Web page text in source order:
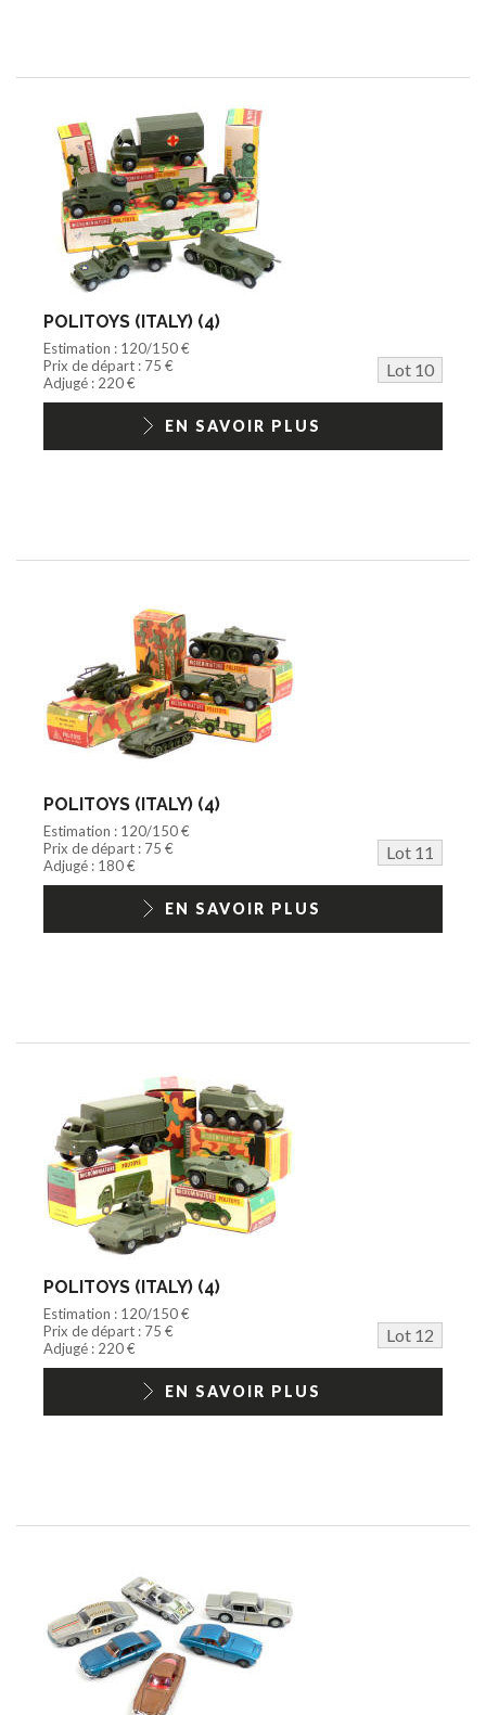
POLITOYS (ITALY) (4)
Estimation : 120/150 €
Prix de départ : 75 €
Lot 10
Adjugé : 220 €
EN SAVOIR PLUS
POLITOYS (ITALY) (4)
Estimation : 120/150 €
Prix de départ : 75 €
Lot 11
Adjugé : 180 €
EN SAVOIR PLUS
POLITOYS (ITALY) (4)
Estimation : 120/150 €
Prix de départ : 75 €
Lot 12
Adjugé : 220 €
EN SAVOIR PLUS